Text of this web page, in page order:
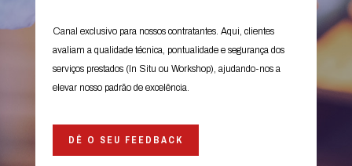
Canal exclusivo para nossos contratantes. Aqui, clientes
avaliam a qualidade técnica, pontualidade e segurança dos
serviços prestados (In Situ ou Workshop), ajudando-nos a
elevar nosso padrão de excelência.
DÊ O SEU FEEDBACK